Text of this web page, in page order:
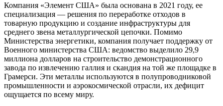
Компания «Элемент США» была основана в 2021 году, ее
специализация — решения по переработке отходов в
товарную продукцию и создание инфраструктуры для
среднего звена металлургической цепочки. Помимо
Министерства энергетики, компания получает поддержку от
Военного министерства США: ведомство выделило 29,9
миллиона долларов на строительство демонстрационного
завода по извлечению галлия и скандия на той же площадке в
Грамерси. Эти металлы используются в полупроводниковой
промышленности и аэрокосмической отрасли, их дефицит
ощущается по всему миру.